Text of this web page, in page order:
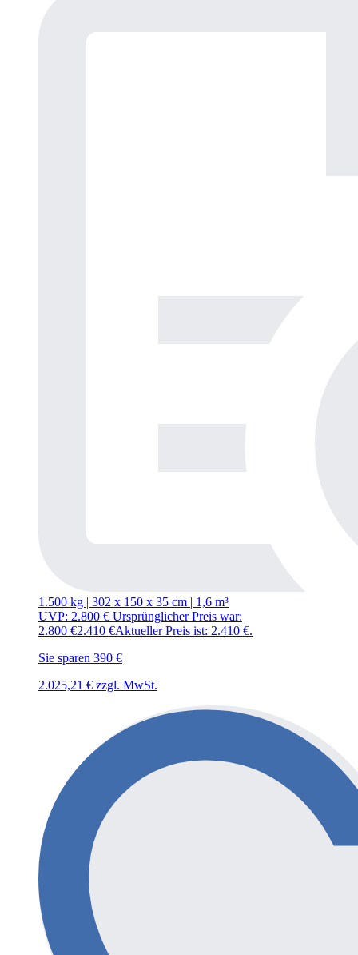
1.500 kg | 302 x 150 x 35 cm | 1,6 m³
UVP: 2.800€ Ursprünglicher Preis war:
2.800 €2.410 €Aktueller Preis ist: 2.410 €.
Sie sparen 390 €
2.025,21 € zzgl. MwSt.